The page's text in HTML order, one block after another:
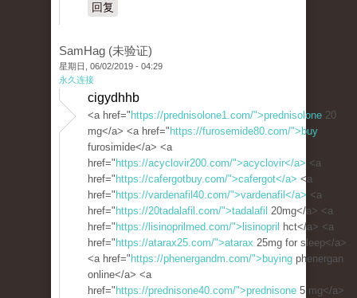
回复
SamHag (未验证)
星期日, 06/02/2019 - 04:29
永久连接
cigydhhb
<a href=" https://prednisolone1.com/">prednisolone 20
mg</a> <a href=" https://furosemide80.com/">buy
furosimide</a> <a
href=" https://acyclovir200.com/">acyclovir</a> <a
href=" https://cafergotbuy.com/">cafergot</a> <a
href=" https://vardenafil40.com/">vardenafil</a> <a
href=" https://20tadalafil.com/">tadalafil 20mg</a> <a
href=" https://lisinoprilmed.com/">lisinopril
hct</a> <a
href=" https://atarax25.com/">atarax 25mg for sleep</a>
<a href=" https://phenergandm.com/">buying phenergan
online</a> <a
href=" https://prednisone40.com/">prednisone 5 mg</a>